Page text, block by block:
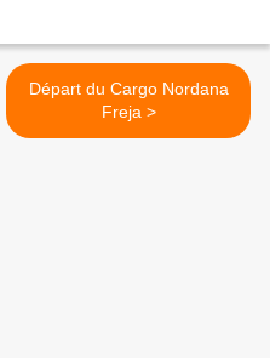
Départ du Cargo Nordana
Freja >